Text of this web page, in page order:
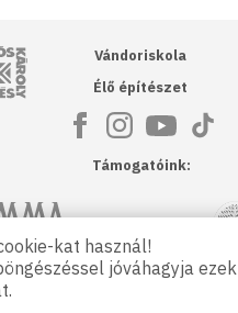
Kós Károly Egyesülés
Vándoriskola
Élő építészet
Támogatóink:
Művészeti Akadémia NKA
Kulturális Ügynökség
kat használ!
jóváhagyja ezek